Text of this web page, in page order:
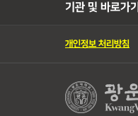
기관 및 바로가기
개인정보 처리방침